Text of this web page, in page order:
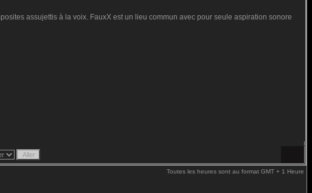
assujettis à la voix. FauxX est un lieu commun avec pour seule aspiration sonore
Toutes les heures sont au format GMT + 1 Heure